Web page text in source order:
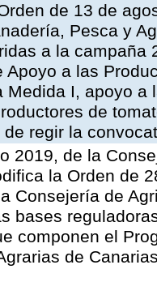
de 13 de
Pesca y
a la campaña
Apoyo a las
Medida I, apoyo a
de
regir la
2019, de la
la Orden de
Consejería de
bases
componen el
de